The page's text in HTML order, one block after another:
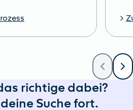
richtige dabei?
Suche fort.